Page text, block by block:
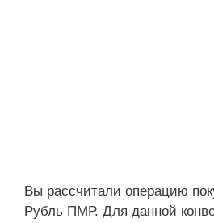
Вы рассчитали операцию
Рубль ПМР. Для данной